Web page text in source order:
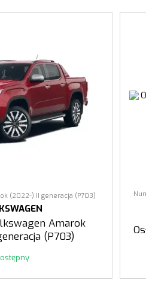
(2022-) II generacja (P703)
Amarok
(P703)